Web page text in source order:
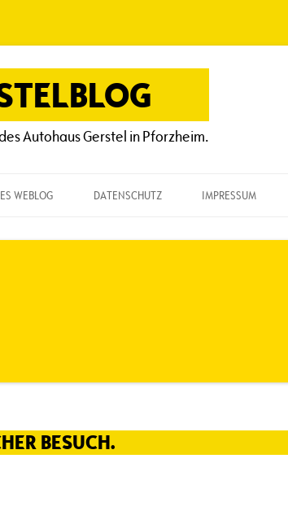
Autohaus Gerstel in Pforzheim.
WEBLOG DATENSCHUTZ IMPRESSUM
BESUCH.